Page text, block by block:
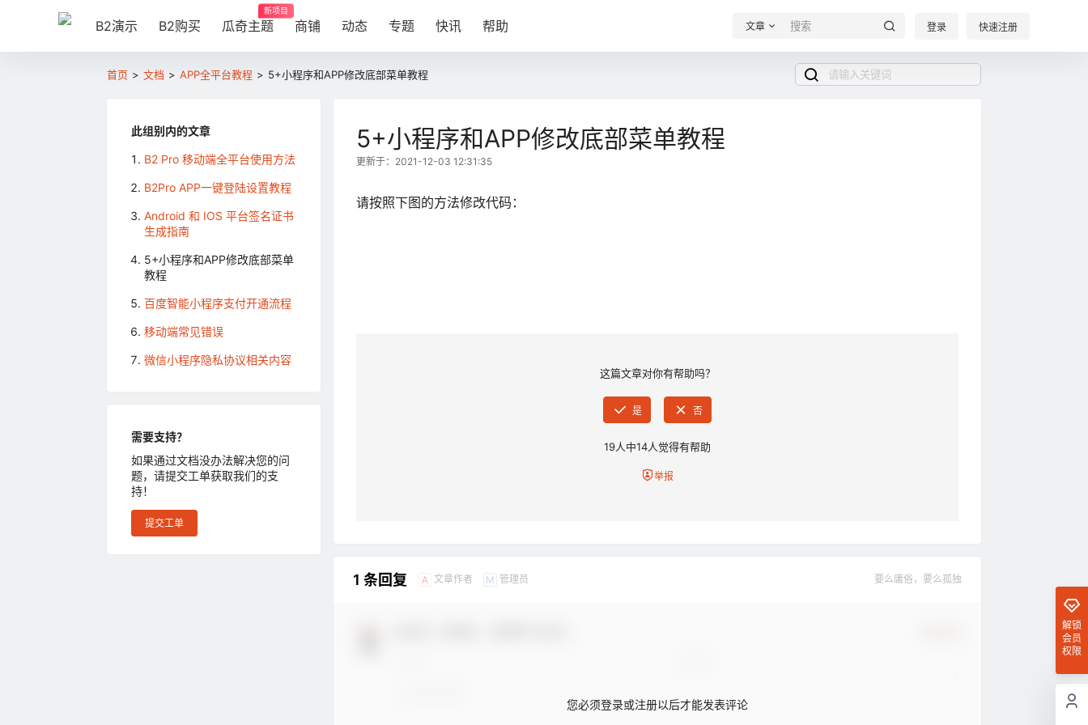
B2演示 B2购买 瓜奇主题
新项目
商铺 动态 专题 快讯 帮助 文章 登录 快速注册
首页 > 文档 > APP全平台教程 > 5+小程序和APP修改底部菜单教程
此组别内的文章
B2 Pro 移动端全平台使用方法
B2Pro APP一键登陆设置教程
Android 和 IOS 平台签名证书
生成指南
5+小程序和APP修改底部菜单
教程
百度智能小程序支付开通流程
移动端常见错误
微信小程序隐私协议相关内容
需要支持？
如果通过文档没办法解决您的问
题，请提交工单获取我们的支
持！
提交工单
5+小程序和APP修改底部菜单教程
更新于：2021-12-03 12:31:35
请按照下图的方法修改代码：
这篇文章对你有帮助吗？
是 否
19人中14人觉得有帮助
举报
1 条回复 A 文章作者 M 管理员 要么庸俗，要么孤独
您必须登录或注册以后才能发表评论
解锁
会员
权限